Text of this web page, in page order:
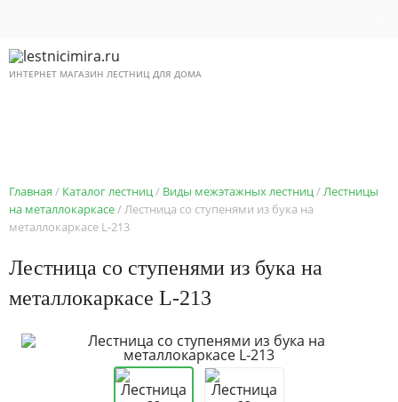
ИНТЕРНЕТ МАГАЗИН ЛЕСТНИЦ ДЛЯ ДОМА
Главная Каталог лестниц Виды межэтажных лестниц
Лестницы
на металлокаркасе
Лестница со ступенями из бука на
металлокаркасе L-213
Лестница со ступенями из бука на
металлокаркасе L-213